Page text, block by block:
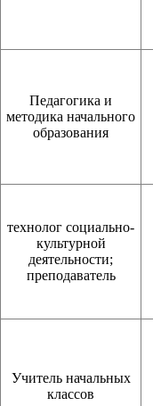
Педагогика и
методика начального
образования
технолог социально-
культурной
деятельности;
преподаватель
Учитель начальных
классов